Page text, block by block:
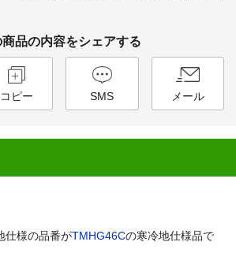
商品の内容をシェアする
コピー SMS メール
仕様の品番がTMHG46Cの寒冷地仕様品で